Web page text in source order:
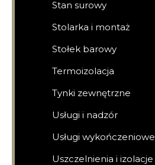
Stan surowy
Stolarka i montaż
Stołek barowy
Termoizolacja
Tynki zewnętrzne
Usługi i nadzór
Usługi wykończeniowe
Uszczelnienia i izolacje